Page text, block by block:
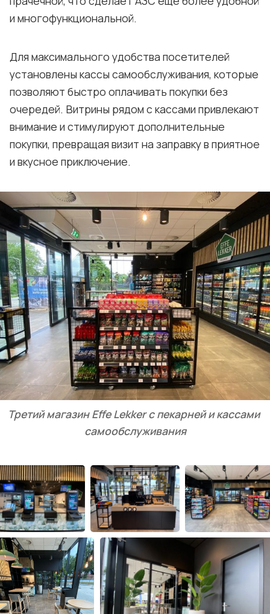
и многофункциональной.
Для максимального удобства посетителей
установлены кассы самообслуживания, которые
позволяют быстро оплачивать покупки без
очередей. Витрины рядом с кассами привлекают
внимание и стимулируют дополнительные
покупки, превращая визит на заправку в приятное
и вкусное приключение.
Третий магазин Effe Lekker с пекарней и кассами
самообслуживания